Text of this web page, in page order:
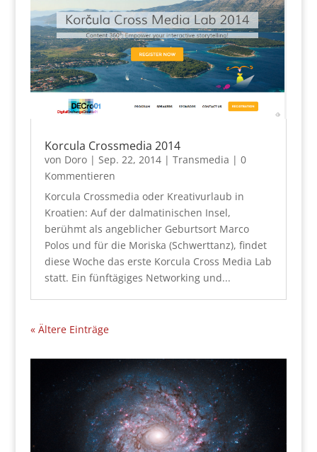
Korcula Crossmedia 2014
von Doro| Sep. 22, 2014| Transmedia | 0
Kommentieren
Korcula Crossmedia oder Kreativurlaub in
Kroatien: Auf der dalmatinischen Insel,
berühmt als angeblicher Geburtsort Marco
Polos und für die Moriska (Schwerttanz), findet
diese Woche das erste Korcula Cross Media Lab
statt. Ein fünftägiges Networking und...
« Ältere Einträge